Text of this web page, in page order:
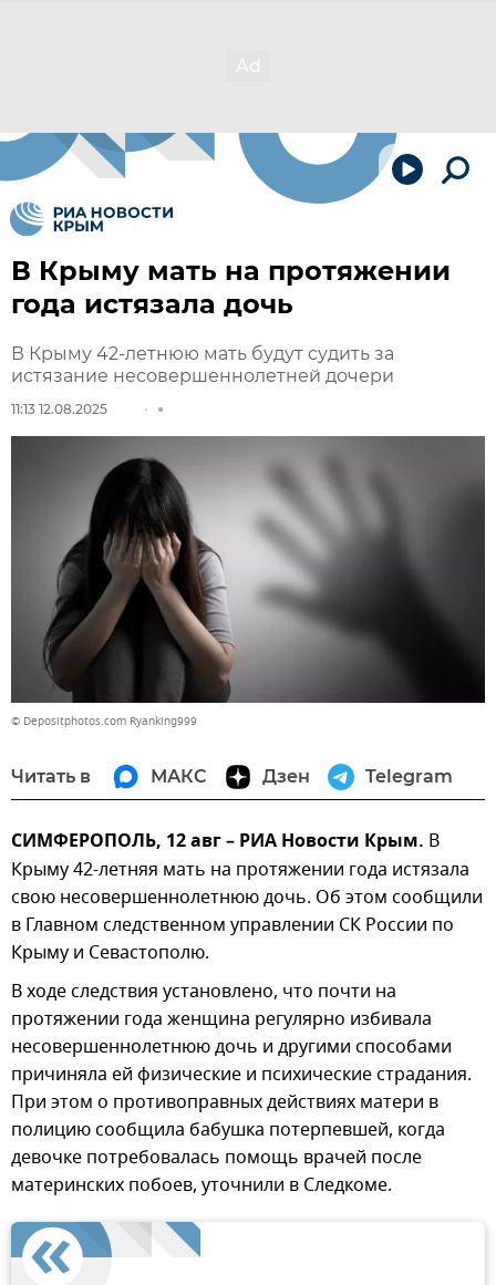
В Крыму мать на протяжении
года истязала дочь
В Крыму 42-летнюю мать будут судить за
истязание несовершеннолетней дочери
11:13 12.08.2025
© Depositphotos.com Ryanking999
Читать в МАКС Дзен Telegram
СИМФЕРОПОЛЬ, 12 авг – РИА Новости Крым. В
Крыму 42-летняя мать на протяжении года истязала
свою несовершеннолетнюю дочь. Об этом сообщили
в Главном следственном управлении СК России по
Крыму и Севастополю.
В ходе следствия установлено, что почти на
протяжении года женщина регулярно избивала
несовершеннолетнюю дочь и другими способами
причиняла ей физические и психические страдания.
При этом о противоправных действиях матери в
полицию сообщила бабушка потерпевшей, когда
девочке потребовалась помощь врачей после
материнских побоев, уточнили в Следкоме.